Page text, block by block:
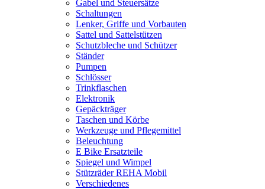
Gabel und Steuersätze
Schaltungen
Lenker, Griffe und Vorbauten
Sattel und Sattelstützen
Schutzbleche und Schützer
Ständer
Pumpen
Schlösser
Trinkflaschen
Elektronik
Gepäckträger
Taschen und Körbe
Werkzeuge und Pflegemittel
Beleuchtung
E Bike Ersatzteile
Spiegel und Wimpel
Stützräder REHA Mobil
Verschiedenes